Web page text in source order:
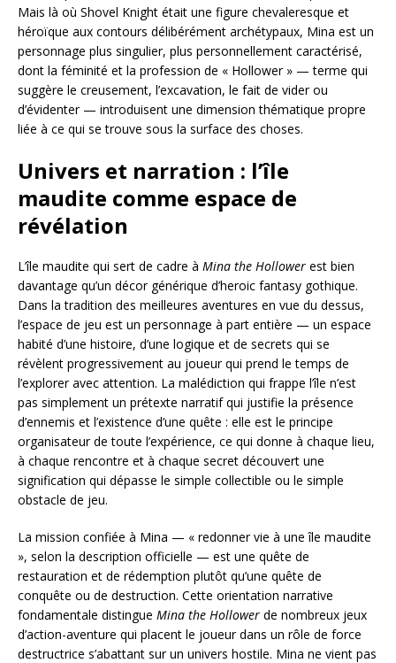
Mais là où Shovel Knight était une figure chevaleresque et
héroïque aux contours délibérément archétypaux, Mina est un
personnage plus singulier, plus personnellement caractérisé,
dont la féminité et la profession de « Hollower » — terme qui
suggère le creusement, l’excavation, le fait de vider ou
d’évidenter — introduisent une dimension thématique propre
liée à ce qui se trouve sous la surface des choses.
Univers et narration : l’île
maudite comme espace de
révélation
L’île maudite qui sert de cadre à Mina the Hollower est bien
davantage qu’un décor générique d’heroic fantasy gothique.
Dans la tradition des meilleures aventures en vue du dessus,
l’espace de jeu est un personnage à part entière — un espace
habité d’une histoire, d’une logique et de secrets qui se
révèlent progressivement au joueur qui prend le temps de
l’explorer avec attention. La malédiction qui frappe l’île n’est
pas simplement un prétexte narratif qui justifie la présence
d’ennemis et l’existence d’une quête : elle est le principe
organisateur de toute l’expérience, ce qui donne à chaque lieu,
à chaque rencontre et à chaque secret découvert une
signification qui dépasse le simple collectible ou le simple
obstacle de jeu.
La mission confiée à Mina — « redonner vie à une île maudite
», selon la description officielle — est une quête de
restauration et de rédemption plutôt qu’une quête de
conquête ou de destruction. Cette orientation narrative
fondamentale distingue Mina the Hollower de nombreux jeux
d’action-aventure qui placent le joueur dans un rôle de force
destructrice s’abattant sur un univers hostile. Mina ne vient pas